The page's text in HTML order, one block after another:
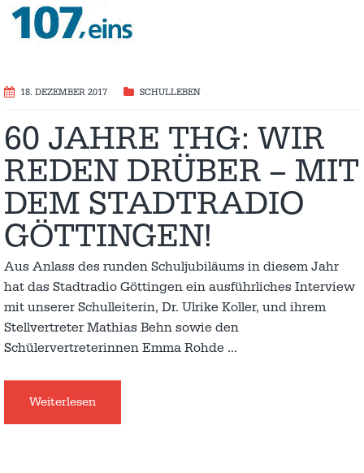
18. DEZEMBER 2017 SCHULLEBEN
60 JAHRE THG: WIR
REDEN DRÜBER – MIT
DEM STADTRADIO
GÖTTINGEN!
Aus Anlass des runden Schuljubiläums in diesem Jahr
hat das Stadtradio Göttingen ein ausführliches Interview
mit unserer Schulleiterin, Dr. Ulrike Koller, und ihrem
Stellvertreter Mathias Behn sowie den
Schülervertreterinnen Emma Rohde …
Weiterlesen